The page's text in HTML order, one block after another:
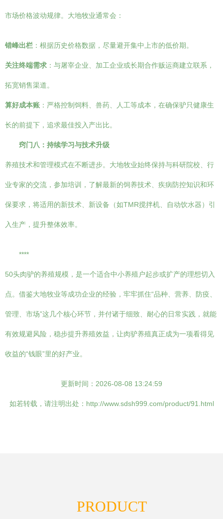
市场价格波动规律。大地牧业通常会：
错峰出栏 ：根据历史价格数据，尽量避开集中上市的低价期。
关注终端需求 ：与屠宰企业、加工企业或长期合作贩运商建立联系，
拓宽销售渠道。
算好成本账 ：严格控制饲料、兽药、人工等成本，在确保驴只健康生
长的前提下，追求最佳投入产出比。
窍门八：持续学习与技术升级
养殖技术和管理模式在不断进步。大地牧业始终保持与科研院校、行
业专家的交流，参加培训，了解最新的饲养技术、疾病防控知识和环
保要求，将适用的新技术、新设备（如TMR搅拌机、自动饮水器）引
入生产，提升整体效率。
****
50头肉驴的养殖规模，是一个适合中小养殖户起步或扩产的理想切入
点。借鉴大地牧业等成功企业的经验，牢牢抓住“品种、营养、防疫、
管理、市场”这几个核心环节，并付诸于细致、耐心的日常实践，就能
有效规避风险，稳步提升养殖效益，让肉驴养殖真正成为一项看得见
收益的“钱眼”里的好产业。
更新时间：2026-08-08 13:24:59
如若转载，请注明出处：http://www.sdsh999.com/product/91.html
PRODUCT